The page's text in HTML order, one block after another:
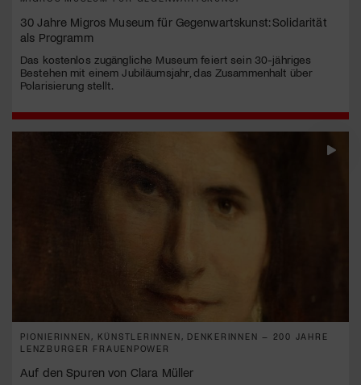
30 Jahre Migros Museum für Gegenwartskunst: Solidarität
als Programm
Das kostenlos zugängliche Museum feiert sein 30-jähriges
Bestehen mit einem Jubiläumsjahr, das Zusammenhalt über
Polarisierung stellt.
PIONIERINNEN, KÜNSTLERINNEN, DENKERINNEN – 200 JAHRE
LENZBURGER FRAUENPOWER
Auf den Spuren von Clara Müller